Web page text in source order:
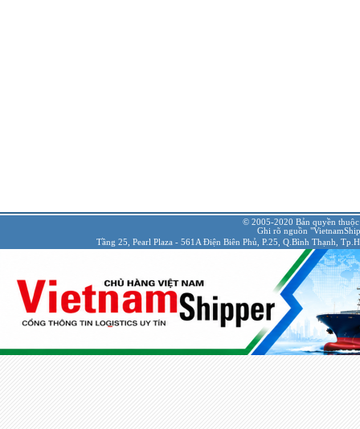
© 2005-2020 Bản quyền
Ghi rõ nguồn
Tầng 25, Pearl Plaza - 561A Điện Biên Phủ, P.25, Q.Bình Thạnh,